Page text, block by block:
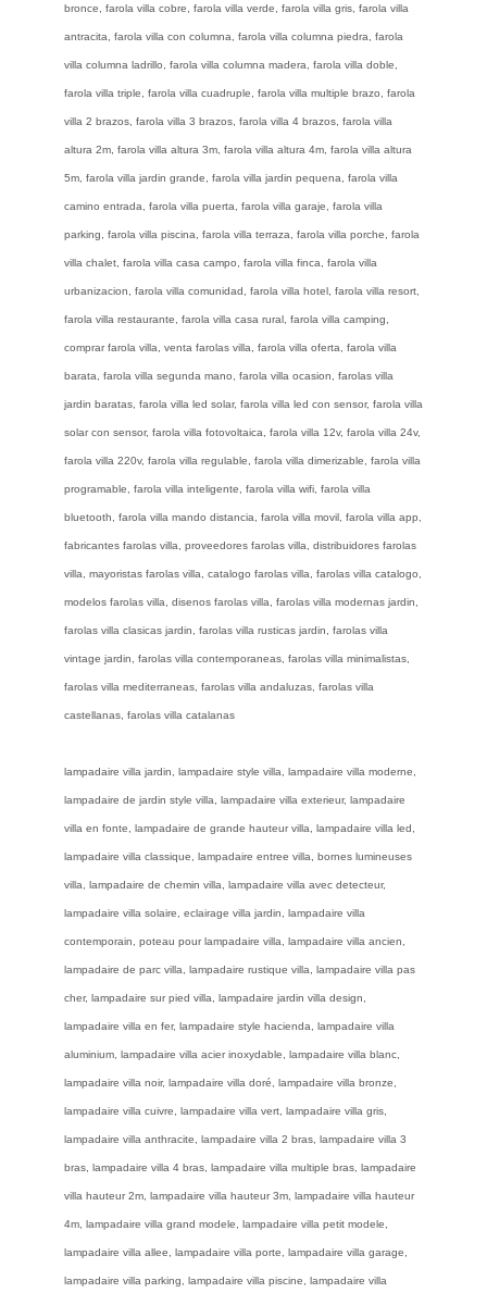
bronce, farola villa cobre, farola villa verde, farola villa gris, farola villa
antracita, farola villa con columna, farola villa columna piedra, farola
villa columna ladrillo, farola villa columna madera, farola villa doble,
farola villa triple, farola villa cuadruple, farola villa multiple brazo, farola
villa 2 brazos, farola villa 3 brazos, farola villa 4 brazos, farola villa
altura 2m, farola villa altura 3m, farola villa altura 4m, farola villa altura
5m, farola villa jardin grande, farola villa jardin pequena, farola villa
camino entrada, farola villa puerta, farola villa garaje, farola villa
parking, farola villa piscina, farola villa terraza, farola villa porche, farola
villa chalet, farola villa casa campo, farola villa finca, farola villa
urbanizacion, farola villa comunidad, farola villa hotel, farola villa resort,
farola villa restaurante, farola villa casa rural, farola villa camping,
comprar farola villa, venta farolas villa, farola villa oferta, farola villa
barata, farola villa segunda mano, farola villa ocasion, farolas villa
jardin baratas, farola villa led solar, farola villa led con sensor, farola villa
solar con sensor, farola villa fotovoltaica, farola villa 12v, farola villa 24v,
farola villa 220v, farola villa regulable, farola villa dimerizable, farola villa
programable, farola villa inteligente, farola villa wifi, farola villa
bluetooth, farola villa mando distancia, farola villa movil, farola villa app,
fabricantes farolas villa, proveedores farolas villa, distribuidores farolas
villa, mayoristas farolas villa, catalogo farolas villa, farolas villa catalogo,
modelos farolas villa, disenos farolas villa, farolas villa modernas jardin,
farolas villa clasicas jardin, farolas villa rusticas jardin, farolas villa
vintage jardin, farolas villa contemporaneas, farolas villa minimalistas,
farolas villa mediterraneas, farolas villa andaluzas, farolas villa
castellanas, farolas villa catalanas
lampadaire villa jardin, lampadaire style villa, lampadaire villa moderne,
lampadaire de jardin style villa, lampadaire villa exterieur, lampadaire
villa en fonte, lampadaire de grande hauteur villa, lampadaire villa led,
lampadaire villa classique, lampadaire entree villa, bornes lumineuses
villa, lampadaire de chemin villa, lampadaire villa avec detecteur,
lampadaire villa solaire, eclairage villa jardin, lampadaire villa
contemporain, poteau pour lampadaire villa, lampadaire villa ancien,
lampadaire de parc villa, lampadaire rustique villa, lampadaire villa pas
cher, lampadaire sur pied villa, lampadaire jardin villa design,
lampadaire villa en fer, lampadaire style hacienda, lampadaire villa
aluminium, lampadaire villa acier inoxydable, lampadaire villa blanc,
lampadaire villa noir, lampadaire villa doré, lampadaire villa bronze,
lampadaire villa cuivre, lampadaire villa vert, lampadaire villa gris,
lampadaire villa anthracite, lampadaire villa 2 bras, lampadaire villa 3
bras, lampadaire villa 4 bras, lampadaire villa multiple bras, lampadaire
villa hauteur 2m, lampadaire villa hauteur 3m, lampadaire villa hauteur
4m, lampadaire villa grand modele, lampadaire villa petit modele,
lampadaire villa allee, lampadaire villa porte, lampadaire villa garage,
lampadaire villa parking, lampadaire villa piscine, lampadaire villa